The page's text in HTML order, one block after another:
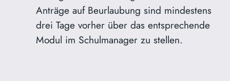
Anträge auf Beurlaubung sind mindestens
drei Tage vorher über das entsprechende
Modul im Schulmanager zu stellen.